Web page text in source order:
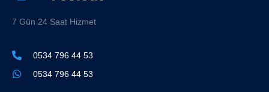
7 Gün 24 Saat Hizmet
0534 796 44 53
0534 796 44 53